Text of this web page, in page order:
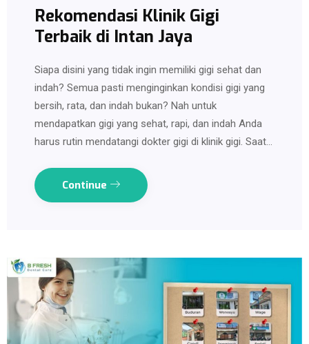
Rekomendasi Klinik Gigi
Terbaik di Intan Jaya
Siapa disini yang tidak ingin memiliki gigi sehat dan
indah? Semua pasti menginginkan kondisi gigi yang
bersih, rata, dan indah bukan? Nah untuk
mendapatkan gigi yang sehat, rapi, dan indah Anda
harus rutin mendatangi dokter gigi di klinik gigi. Saat…
Continue